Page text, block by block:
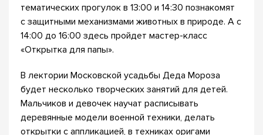
тематических прогулок в 13:00 и 14:30 познакомят
с защитными механизмами животных в природе. А с
14:00 до 16:00 здесь пройдет мастер-класс
«Открытка для папы».
В лектории Московской усадьбы Деда Мороза
будет несколько творческих занятий для детей.
Мальчиков и девочек научат расписывать
деревянные модели военной техники, делать
открытки с аппликацией, в техниках оригами